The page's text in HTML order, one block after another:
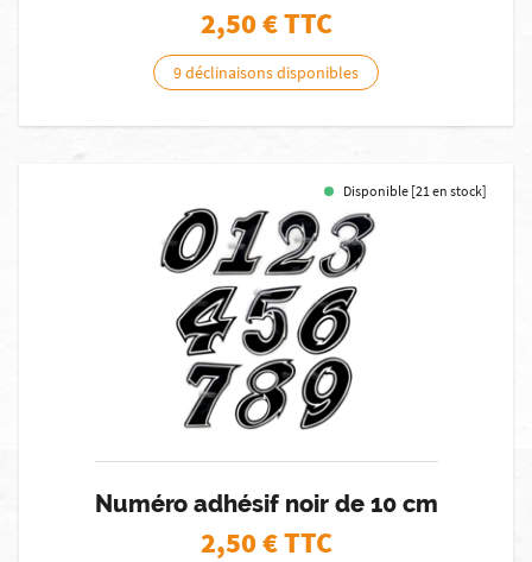
2,50€ TTC
9 déclinaisons disponibles
Disponible [21 en stock]
Numéro adhésif noir de 10 cm
2,50€ TTC